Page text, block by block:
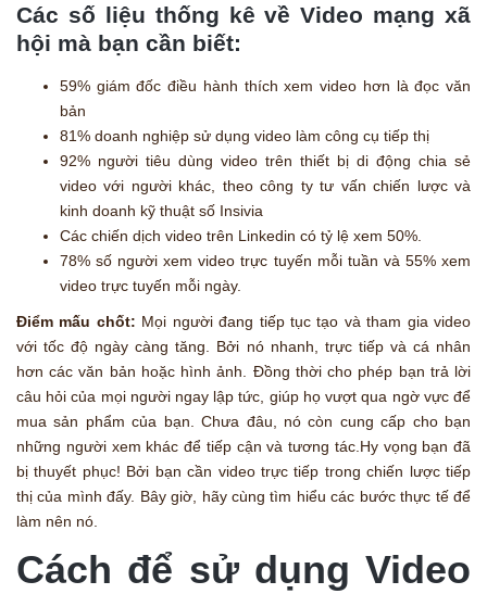
Các số liệu thống kê về Video mạng xã
hội mà bạn cần biết:
59% giám đốc điều hành thích xem video hơn là đọc văn
bản
81% doanh nghiệp sử dụng video làm công cụ tiếp thị
92% người tiêu dùng video trên thiết bị di động chia sẻ
video với người khác, theo công ty tư vấn chiến lược và
kinh doanh kỹ thuật số Insivia
Các chiến dịch video trên Linkedin có tỷ lệ xem 50%.
78% số người xem video trực tuyến mỗi tuần và 55% xem
video trực tuyến mỗi ngày.
Điểm mấu chốt: Mọi người đang tiếp tục tạo và tham gia video
với tốc độ ngày càng tăng. Bởi nó nhanh, trực tiếp và cá nhân
hơn các văn bản hoặc hình ảnh. Đồng thời cho phép bạn trả lời
câu hỏi của mọi người ngay lập tức, giúp họ vượt qua ngờ vực để
mua sản phẩm của bạn. Chưa đâu, nó còn cung cấp cho bạn
những người xem khác để tiếp cận và tương tác.Hy vọng bạn đã
bị thuyết phục! Bởi bạn cần video trực tiếp trong chiến lược tiếp
thị của mình đấy. Bây giờ, hãy cùng tìm hiểu các bước thực tế để
làm nên nó.
Cách để sử dụng Video